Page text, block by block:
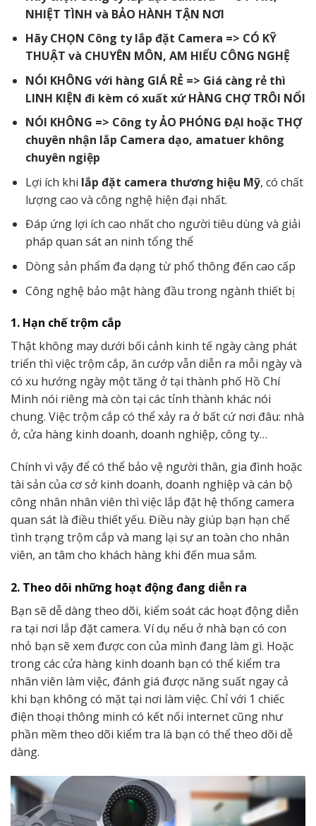
NHIỆT TÌNH và BẢO HÀNH TẬN NƠI
Hãy CHỌN Công ty lắp đặt Camera => CÓ KỸ
THUẬT và CHUYÊN MÔN, AM HIỂU CÔNG NGHỆ
NÓI KHÔNG với hàng GIÁ RẺ => Giá càng rẻ thì
LINH KIỆN đi kèm có xuất xứ HÀNG CHỢ TRÔI NỔI
NÓI KHÔNG => Công ty ẢO PHÓNG ĐẠI hoặc THỢ
chuyên nhận lắp Camera dạo, amatuer không
chuyên ngiệp
Lợi ích khi lắp đặt camera thương hiệu Mỹ, có chất
lượng cao và công nghệ hiện đại nhất.
Đáp ứng lợi ích cao nhất cho người tiêu dùng và giải
pháp quan sát an ninh tổng thể
Dòng sản phẩm đa dạng từ phổ thông đến cao cấp
Công nghệ bảo mật hàng đầu trong ngành thiết bị
1. Hạn chế trộm cắp
Thật không may dưới bối cảnh kinh tế ngày càng phát
triển thì việc trộm cắp, ăn cướp vẫn diễn ra mỗi ngày và
có xu hướng ngày một tăng ở tại thành phố Hồ Chí
Minh nói riêng mà còn tại các tỉnh thành khác nói
chung. Việc trộm cắp có thể xảy ra ở bất cứ nơi đâu: nhà
ở, cửa hàng kinh doanh, doanh nghiệp, công ty…
Chính vì vậy để có thể bảo vệ người thân, gia đình hoặc
tài sản của cơ sở kinh doanh, doanh nghiệp và cán bộ
công nhân nhân viên thì việc lắp đặt hệ thống camera
quan sát là điều thiết yếu. Điều này giúp bạn hạn chế
tình trạng trộm cắp và mang lại sự an toàn cho nhân
viên, an tâm cho khách hàng khi đến mua sắm.
2. Theo dõi những hoạt động đang diễn ra
Bạn sẽ dễ dàng theo dõi, kiểm soát các hoạt động diễn
ra tại nơi lắp đặt camera. Ví dụ nếu ở nhà bạn có con
nhỏ bạn sẽ xem được con của mình đang làm gì. Hoặc
trong các cửa hàng kinh doanh bạn có thể kiểm tra
nhân viên làm việc, đánh giá được năng suất ngay cả
khi bạn không có mặt tại nơi làm việc. Chỉ với 1 chiếc
điện thoại thông minh có kết nối internet cũng như
phần mềm theo dõi kiểm tra là bạn có thể theo dõi dễ
dàng.